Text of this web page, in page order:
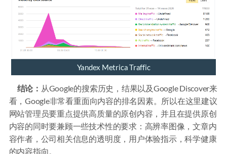
Yandex Metrica Traffic
结论： 从Google的搜索历史，结果以及Google Discover来
看，Google非常看重面向内容的排名因素。所以在这里建议
网站管理员要重点提供高质量的原创内容，并且在提供原创
内容的同时要兼顾一些技术性的要求：高辨率图像，文章内
容作者，公司相关信息的透明度，用户体验指示，科学健康
的内容指向。